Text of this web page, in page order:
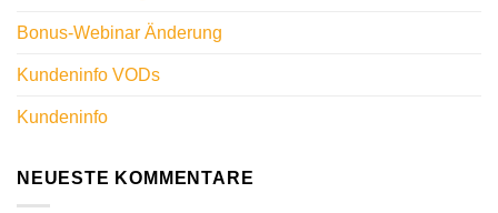
Bonus-Webinar Änderung
Kundeninfo VODs
Kundeninfo
NEUESTE KOMMENTARE